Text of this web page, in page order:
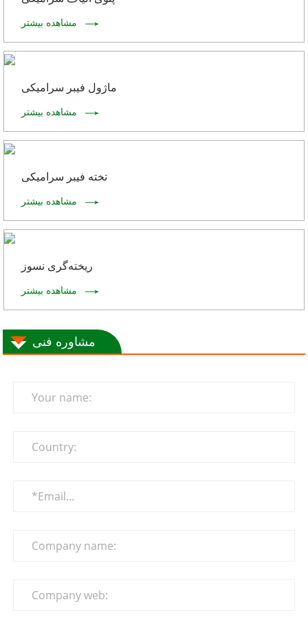
مشاهده بیشتر
ماژول فیبر سرامیکی
مشاهده بیشتر
تخته فیبر سرامیکی
مشاهده بیشتر
ریخته‌گری نسوز
مشاهده بیشتر
مشاوره فنی